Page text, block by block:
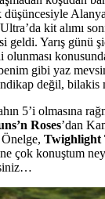
düşüncesiyle
kit alımı
geldi. Yarış günü
gibi yaz
değil, bilakis
5’i olmasına
Roses’dan
Twighlight
çok konuştum